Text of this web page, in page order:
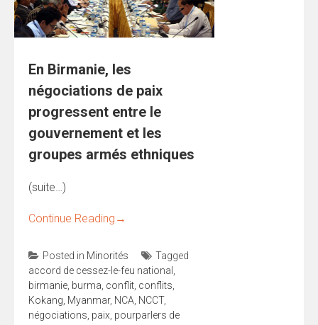
En Birmanie, les
négociations de paix
progressent entre le
gouvernement et les
groupes armés ethniques
(suite…)
Continue Reading →
Posted in Minorités
Tagged
accord de cessez-le-feu national
birmanie burma conflit conflits
Kokang Myanmar, NCA NCCT,
négociations paix pourparlers de